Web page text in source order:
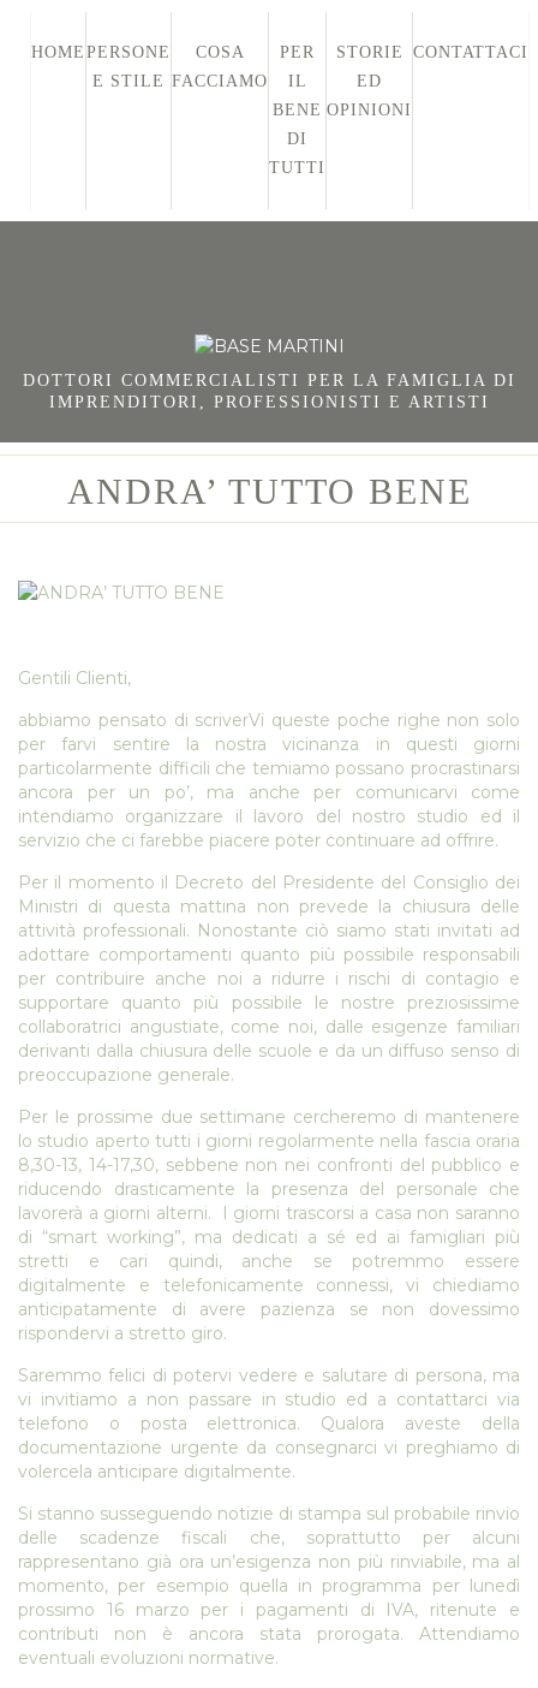
HOME PERSONE
E STILE
COSA
FACCIAMO
PER
IL
BENE
DI
TUTTI
STORIE
ED
OPINIONI
CONTATTACI
DOTTORI COMMERCIALISTI PER LA FAMIGLIA DI
IMPRENDITORI, PROFESSIONISTI E ARTISTI
ANDRA’ TUTTO BENE
Gentili Clienti,
abbiamo pensato di scriverVi queste poche righe non solo
per farvi sentire la nostra vicinanza in questi giorni
particolarmente difficili che temiamo possano procrastinarsi
ancora per un po’, ma anche per comunicarvi come
intendiamo organizzare il lavoro del nostro studio ed il
servizio che ci farebbe piacere poter continuare ad offrire.
Per il momento il Decreto del Presidente del Consiglio dei
Ministri di questa mattina non prevede la chiusura delle
attività professionali. Nonostante ciò siamo stati invitati ad
adottare comportamenti quanto più possibile responsabili
per contribuire anche noi a ridurre i rischi di contagio e
supportare quanto più possibile le nostre preziosissime
collaboratrici angustiate, come noi, dalle esigenze familiari
derivanti dalla chiusura delle scuole e da un diffuso senso di
preoccupazione generale.
Per le prossime due settimane cercheremo di mantenere
lo studio aperto tutti i giorni regolarmente nella fascia oraria
8,30-13, 14-17,30, sebbene non nei confronti del pubblico e
riducendo drasticamente la presenza del personale che
lavorerà a giorni alterni. I giorni trascorsi a casa non saranno
di “smart working”, ma dedicati a sé ed ai famigliari più
stretti e cari quindi, anche se potremmo essere
digitalmente e telefonicamente connessi, vi chiediamo
anticipatamente di avere pazienza se non dovessimo
rispondervi a stretto giro.
Saremmo felici di potervi vedere e salutare di persona, ma
vi invitiamo a non passare in studio ed a contattarci via
telefono o posta elettronica. Qualora aveste della
documentazione urgente da consegnarci vi preghiamo di
volercela anticipare digitalmente.
Si stanno susseguendo notizie di stampa sul probabile rinvio
delle scadenze fiscali che, soprattutto per alcuni
rappresentano già ora un’esigenza non più rinviabile, ma al
momento, per esempio quella in programma per lunedì
prossimo 16 marzo per i pagamenti di IVA, ritenute e
contributi non è ancora stata prorogata. Attendiamo
eventuali evoluzioni normative.